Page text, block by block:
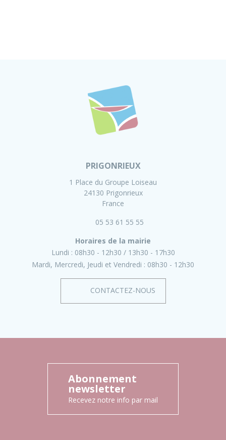
PRIGONRIEUX
1 Place du Groupe Loiseau
24130 Prigonrieux
France
05 53 61 55 55
Horaires de la mairie
Lundi : 08h30 - 12h30
13h30 - 17h30
Mardi, Mercredi, Jeudi et Vendredi : 08h30 - 12h30
CONTACTEZ-NOUS
Abonnement
newsletter
Recevez notre info par mail